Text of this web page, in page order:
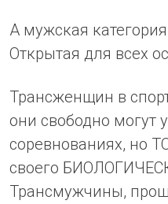
А мужская
Открытая для всех
Трансженщин в
они свободно могут
соревнованиях, но
своего
Трансмужчины,